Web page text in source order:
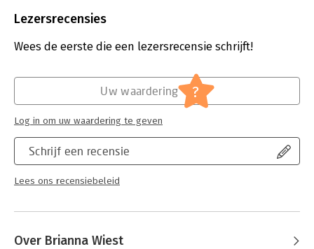
Uitgever:
Verschijningsdatum:
28-2-2023
Lezersrecensies
Wees de eerste die een lezersrecensie schrijft!
Schrijf een recensie
Lees ons recensiebeleid
Uw waardering ?
Log in om uw waardering te geven
Over Brianna Wiest